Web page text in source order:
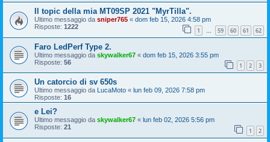
Il topic della mia MT09SP 2021 "MyrTilla".
Ultimo messaggio da sniper765 « dom feb 15, 2026 4:58 pm
Risposte: 1222 1 … 59 60 61 62
Faro LedPerf Type 2.
Ultimo messaggio da skywalker67 « dom feb 15, 2026 3:55 pm
Risposte: 56 1 2 3
Un catorcio di sv 650s
Ultimo messaggio da LucaMoto « lun feb 09, 2026 7:58 pm
Risposte: 16
e Lei?
Ultimo messaggio da skywalker67 « lun feb 02, 2026 5:56 pm
Risposte: 21 1 2